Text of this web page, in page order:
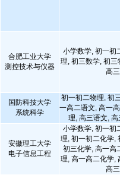
合肥工业大学
测控技术与仪器
小学数学, 初一初
理, 初三数学, 初
高
国防科技大学
系统科学
初一初二物理, 初
一高二语文, 高一
理, 高三语文,
安徽理工大学
电子信息工程
小学数学, 初一初
理, 初一初二化学,
初三化学, 高一高
理, 高一高二化学,
高